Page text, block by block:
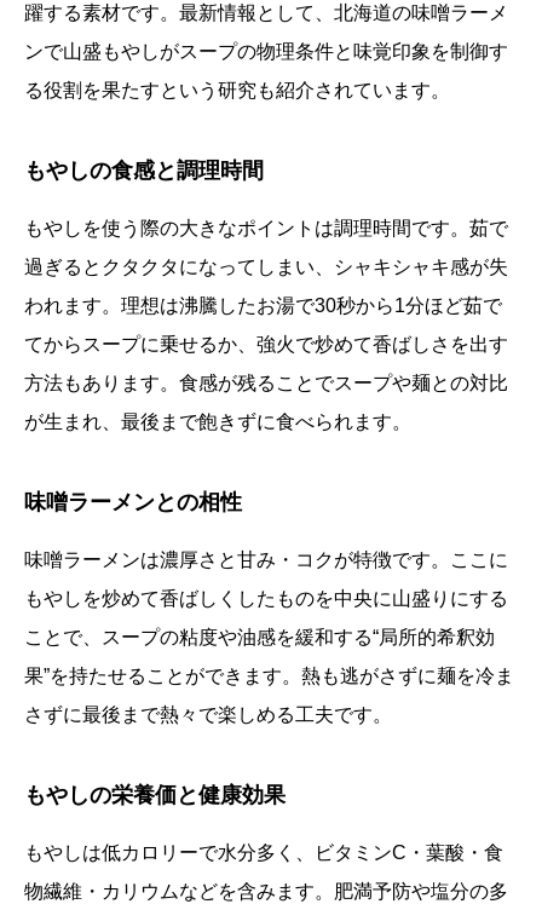
躍する素材です。最新情報として、北海道の味噌ラーメ
ンで山盛もやしがスープの物理条件と味覚印象を制御す
る役割を果たすという研究も紹介されています。
もやしの食感と調理時間
もやしを使う際の大きなポイントは調理時間です。茹で
過ぎるとクタクタになってしまい、シャキシャキ感が失
われます。理想は沸騰したお湯で30秒から1分ほど茹で
てからスープに乗せるか、強火で炒めて香ばしさを出す
方法もあります。食感が残ることでスープや麺との対比
が生まれ、最後まで飽きずに食べられます。
味噌ラーメンとの相性
味噌ラーメンは濃厚さと甘み・コクが特徴です。ここに
もやしを炒めて香ばしくしたものを中央に山盛りにする
ことで、スープの粘度や油感を緩和する“局所的希釈効
果”を持たせることができます。熱も逃がさずに麺を冷ま
さずに最後まで熱々で楽しめる工夫です。
もやしの栄養価と健康効果
もやしは低カロリーで水分多く、ビタミンC・葉酸・食
物繊維・カリウムなどを含みます。肥満予防や塩分の多